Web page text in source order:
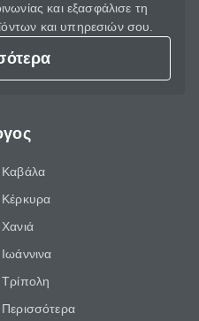
και εξασφάλισε τη
και υπηρεσιών σου.
Καβάλα
Κέρκυρα
Χανιά
Ιωάννινα
Τρίπολη
Περισσότερα